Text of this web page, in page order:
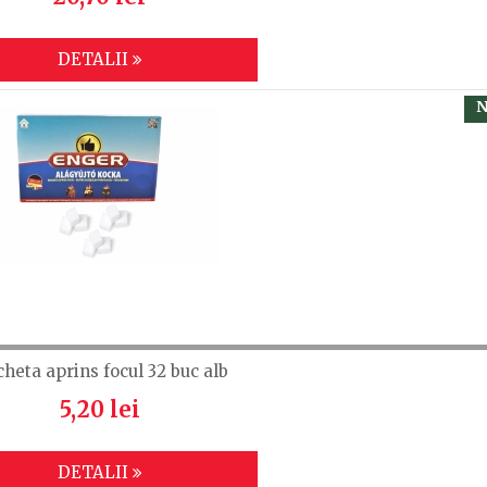
DETALII
aprins focul 32 buc alb
5,20 lei
DETALII